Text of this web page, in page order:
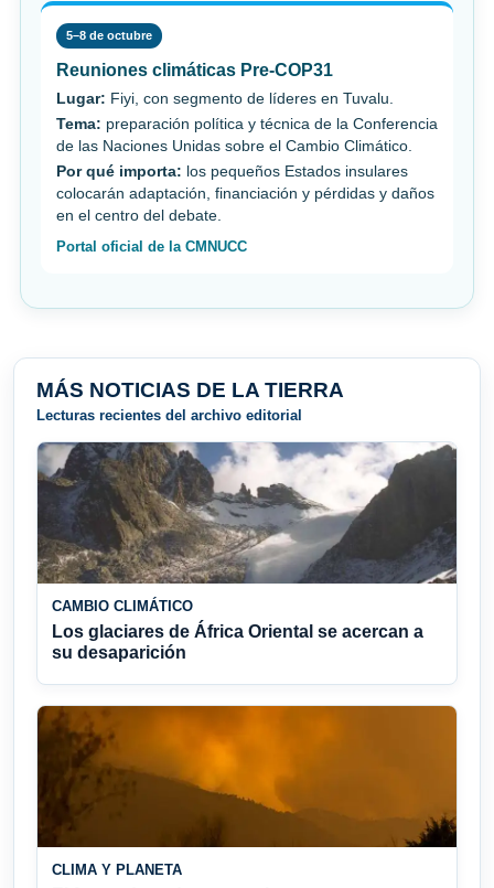
5–8 de octubre
Reuniones climáticas Pre-COP31
Lugar: Fiyi, con segmento de líderes en Tuvalu.
Tema: preparación política y técnica de la Conferencia
de las Naciones Unidas sobre el Cambio Climático.
Por qué importa: los pequeños Estados insulares
colocarán adaptación, financiación y pérdidas y daños
en el centro del debate.
Portal oficial de la CMNUCC
MÁS NOTICIAS DE LA TIERRA
Lecturas recientes del archivo editorial
CAMBIO CLIMÁTICO
Los glaciares de África Oriental se acercan a
su desaparición
CLIMA Y PLANETA